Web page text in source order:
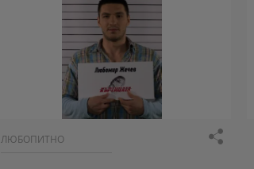
ЛЮБОПИТНО